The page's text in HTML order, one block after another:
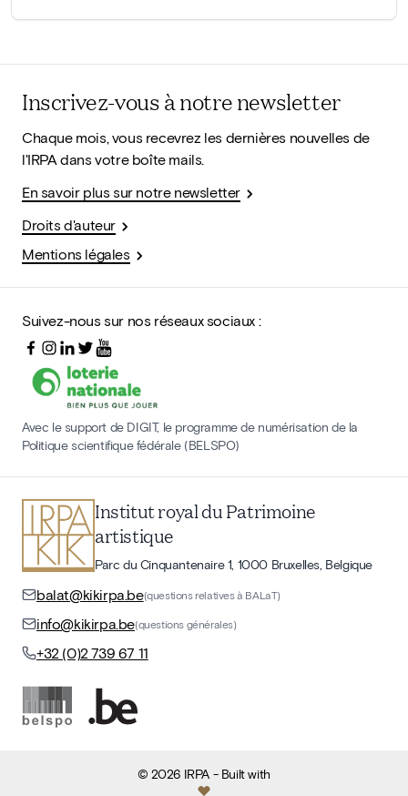
Inscrivez-vous à notre newsletter
Chaque mois, vous recevrez les dernières nouvelles de
l'IRPA dans votre boîte mails.
En savoir plus sur notre newsletter
Droits d'auteur
Mentions légales
Suivez-nous sur nos réseaux sociaux :
Avec le support de DIGIT, le programme de numérisation de la
Politique scientifique fédérale (BELSPO)
Institut royal du Patrimoine
artistique
Parc du Cinquantenaire 1, 1000 Bruxelles, Belgique
balat@kikirpa.be(questions relatives à BALaT)
info@kikirpa.be(questions générales)
+32 (0)2 739 67 11
©2026 IRPA- Built with